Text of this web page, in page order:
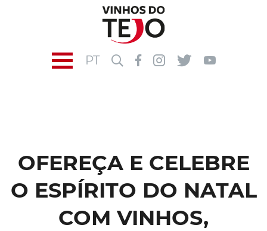
PT
OFEREÇA E CELEBRE
O ESPÍRITO DO NATAL
COM VINHOS,